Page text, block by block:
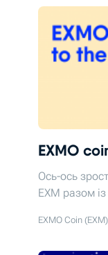
EXMO
Ось-ось
EXM разом
EXMO Coin (EXM)